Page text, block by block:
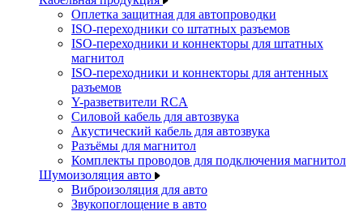
Оплетка защитная для автопроводки
ISO-переходники со штатных разъемов
ISO-переходники и коннекторы для штатных
магнитол
ISO-переходники и коннекторы для антенных
разъемов
Y-разветвители RCA
Силовой кабель для автозвука
Акустический кабель для автозвука
Разъёмы для магнитол
Комплекты проводов для подключения магнитол
Шумоизоляция авто
Виброизоляция для авто
Звукопоглощение в авто